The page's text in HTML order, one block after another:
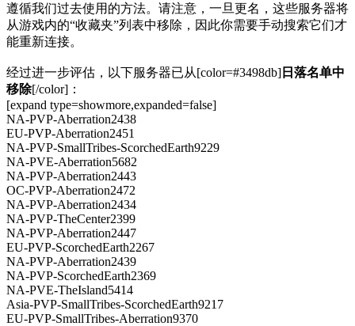
遵循我们过去使用的方法。请注意，一旦更名，这些服务器将
从游戏内的“收藏夹”列表中移除，因此你需要手动搜索它们才
能重新连接。
经过进一步评估，以下服务器已从[color=#3498db] 日落名单中
移除[/color]：
[expand type=showmore,expanded=false]
NA-PVP-Aberration2438
EU-PVP-Aberration2451
NA-PVP-SmallTribes-ScorchedEarth9229
NA-PVE-Aberration5682
NA-PVP-Aberration2443
OC-PVP-Aberration2472
NA-PVP-Aberration2434
NA-PVP-TheCenter2399
NA-PVP-Aberration2447
EU-PVP-ScorchedEarth2267
NA-PVP-Aberration2439
NA-PVP-ScorchedEarth2369
NA-PVE-TheIsland5414
Asia-PVP-SmallTribes-ScorchedEarth9217
EU-PVP-SmallTribes-Aberration9370